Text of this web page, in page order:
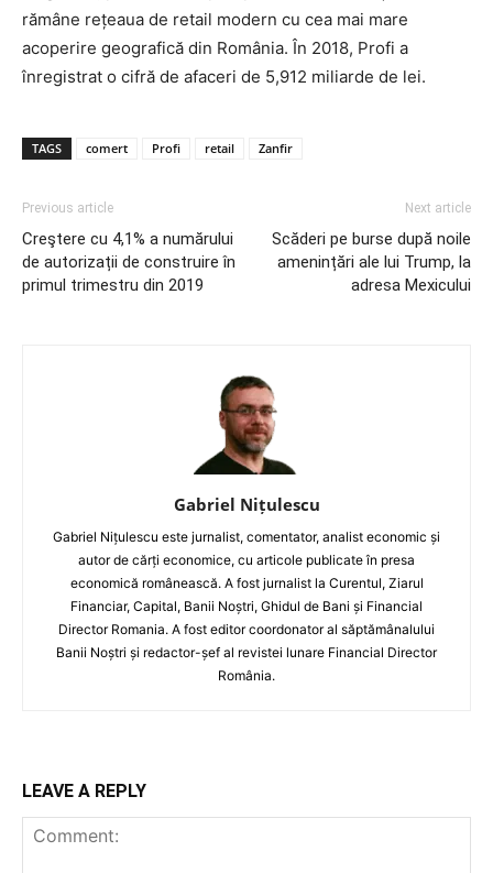
rămâne rețeaua de retail modern cu cea mai mare
acoperire geografică din România. În 2018, Profi a
înregistrat o cifră de afaceri de 5,912 miliarde de lei.
TAGS comert Profi retail Zanfir
Previous article
Creştere cu 4,1% a numărului
de autorizații de construire în
primul trimestru din 2019
Next article
Scăderi pe burse după noile
amenințări ale lui Trump, la
adresa Mexicului
Gabriel Nițulescu
Gabriel Nițulescu este jurnalist, comentator, analist economic și
autor de cărți economice, cu articole publicate în presa
economică românească. A fost jurnalist la Curentul, Ziarul
Financiar, Capital, Banii Noștri, Ghidul de Bani și Financial
Director Romania. A fost editor coordonator al săptămânalului
Banii Noștri și redactor-șef al revistei lunare Financial Director
România.
LEAVE A REPLY